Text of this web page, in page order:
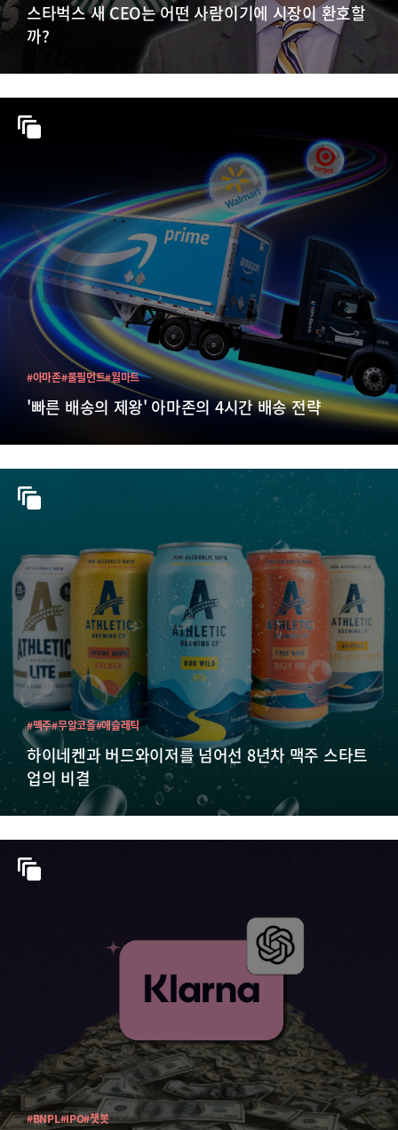
스타벅스 새 CEO는 어떤 사람이기에 시장이 환호할
까?
'빠른 배송의 제왕' 아마존의 4시간 배송 전략
#아마존#풀필먼트#월마트
하이네켄과 버드와이저를 넘어선 8년차 맥주 스타트
업의 비결
#맥주#무알코올#애슬레틱
#BNPL#IPO#챗봇